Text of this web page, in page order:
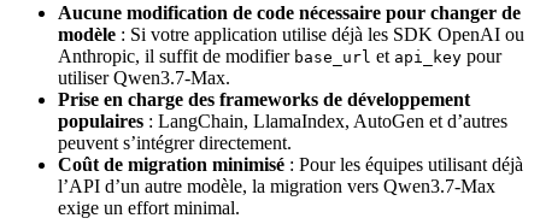
Aucune modification de code nécessaire pour changer de
modèle : Si votre application utilise déjà les SDK OpenAI ou
Anthropic, il suffit de modifier base_url et api_key pour
utiliser Qwen3.7-Max.
Prise en charge des frameworks de développement
populaires : LangChain, LlamaIndex, AutoGen et d’autres
peuvent s’intégrer directement.
Coût de migration minimisé : Pour les équipes utilisant déjà
l’API d’un autre modèle, la migration vers Qwen3.7-Max
exige un effort minimal.